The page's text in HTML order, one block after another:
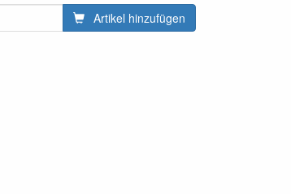
Artikel hinzufügen